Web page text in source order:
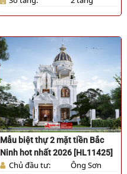
Mẫu biệt thự 2 mặt tiền Bắc
Ninh hot nhất 2026 [HL11425]
Chủ đầu tư:
Ông Sơn